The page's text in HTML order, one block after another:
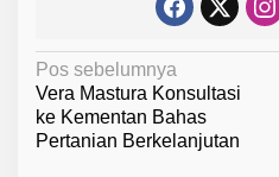
N
a
v
Pos sebelumnya
Vera Mastura Konsultasi
ke Kementan Bahas
Pertanian Berkelanjutan